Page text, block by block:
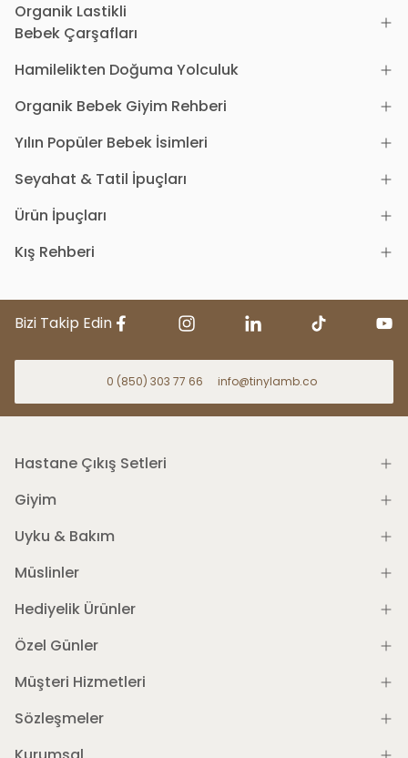
Organik Lastikli
Bebek Çarşafları
Hamilelikten Doğuma Yolculuk
Organik Bebek Giyim Rehberi
Yılın Popüler Bebek İsimleri
Seyahat & Tatil İpuçları
Ürün İpuçları
Kış Rehberi
Bizi Takip Edin
0 (850) 303 77 66 info@tinylamb.co
Hastane Çıkış Setleri
Giyim
Uyku & Bakım
Müslinler
Hediyelik Ürünler
Özel Günler
Müşteri Hizmetleri
Sözleşmeler